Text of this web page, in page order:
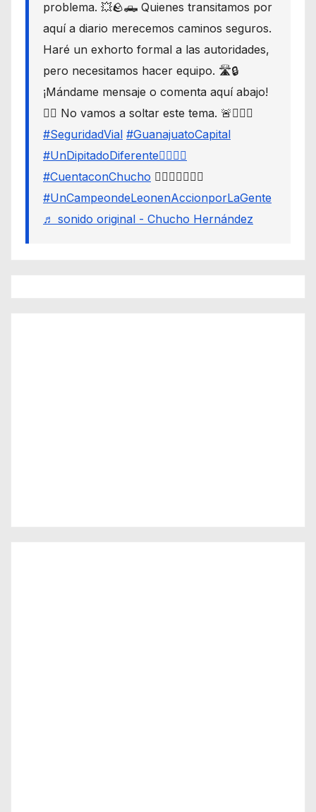
problema. 💥🪨🛻 Quienes transitamos por
aquí a diario merecemos caminos seguros.
Haré un exhorto formal a las autoridades,
pero necesitamos hacer equipo. 🛣️🔒
¡Mándame mensaje o comenta aquí abajo!
👇🏼 No vamos a soltar este tema. 🚨🙋🏾‍♂️
#SeguridadVial #GuanajuatoCapital
#UnDipitadoDiferente🙋🏽‍♂️⚖️
#CuentaconChucho 🙋🏾‍♂️✌🏾☝🏾
#UnCampeondeLeonenAccionporLaGente
♬ sonido original - Chucho Hernández